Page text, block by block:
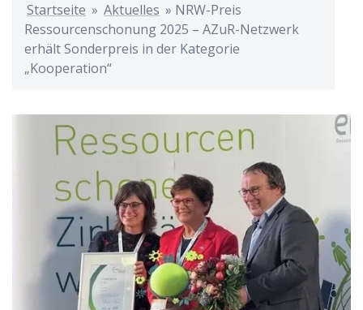
Startseite » Aktuelles » NRW-Preis
Ressourcenschonung 2025 – AZuR-Netzwerk
erhält Sonderpreis in der Kategorie
„Kooperation“